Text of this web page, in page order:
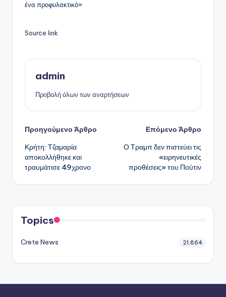
ένα προφυλακτικό»
Source link
admin
Προβολή όλων των αναρτήσεων
Πλοήγηση
δημοσιεύσεων
Προηγούμενο Άρθρο
Κρήτη: Τζαμαρία
αποκολλήθηκε και
τραυμάτισε 49χρονο
Επόμενο Άρθρο
Ο Τραμπ δεν πιστεύει τις
«ειρηνευτικές
προθέσεις» του Πούτιν
Topics
Crete News 21,864